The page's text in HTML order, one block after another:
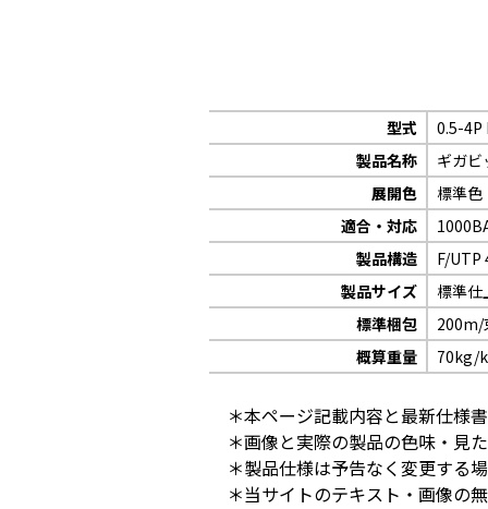
型式
0.5-4P
製品名称
ギガビ
展開色
標準色
適合・対応
製品構造
F/UTP
製品サイズ
標準
標準梱包
200m/
概算重量
70kg/
＊本ページ記載内容と最新仕様
＊画像と実際の製品の色味・見
＊製品仕様は予告なく変更する
＊当サイトのテキスト・画像の